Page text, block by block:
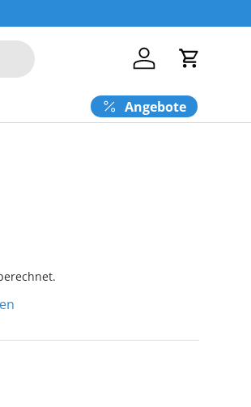
Einloggen
Angebote